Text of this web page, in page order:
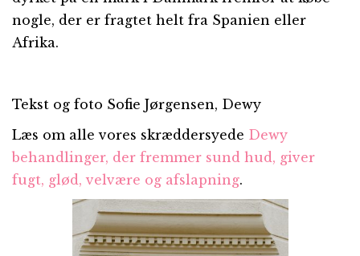
nogle, der er fragtet helt fra Spanien eller
Afrika.
Tekst og foto Sofie Jørgensen, Dewy
Læs om alle vores skræddersyede Dewy
behandlinger, der fremmer sund hud, giver
fugt, glød, velvære og afslapning.